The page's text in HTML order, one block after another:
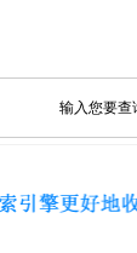
输入您要查